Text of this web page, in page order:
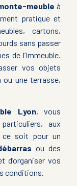
meuble à
pratique et
cartons,
sans passer
de l’immeuble.
vos objets
ou une terrasse,
Lyon, vous
aux
ce soit pour un
ou des
d’organiser vos
conditions.